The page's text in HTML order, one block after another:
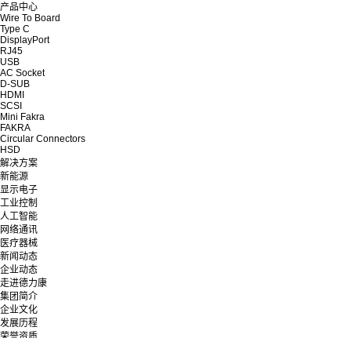
产品中心
Wire To Board
Type C
DisplayPort
RJ45
USB
AC Socket
D-SUB
HDMI
SCSI
Mini Fakra
FAKRA
Circular Connectors
HSD
解决方案
新能源
显示电子
工业控制
人工智能
网络通讯
医疗器械
新闻动态
企业动态
走进德力康
集团简介
企业文化
发展历程